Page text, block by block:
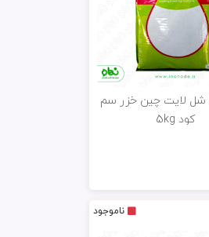
20-20-20 شل لایت چین خزر سم
کود 5kg
ناموجود